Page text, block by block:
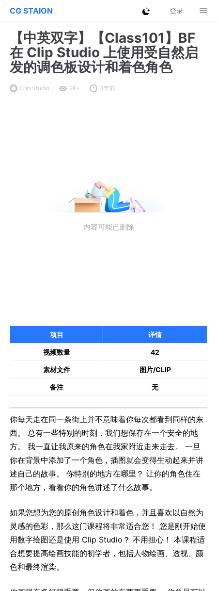
CG STAION 登录
【中英双字】【Class101】BF
在 Clip Studio 上使用受自然启
发的调色板设计和着色角色
Clip Studio 2K+ 3年前
项目 详情
视频数量 42
素材文件 图片/CLIP
备注 无
你每天走在同一条街上并不意味着你每次都看到同样的东
西。 总有一些特别的时刻，我们想保存在一个安全的地
方。 我一直让我原来的角色在我家附近走来走去。 一旦
你在背景中添加了一个角色，插图就会变得生动起来并讲
述自己的故事。 你特别的地方在哪里？ 让你的角色住在
那个地方，看看你的角色讲述了什么故事。
如果您想为您的原创角色设计和着色，并且喜欢以自然为
灵感的色彩，那么这门课程将非常适合您！ 您是刚开始使
用数字绘图还是使用 Clip Studio？ 不用担心！ 本课程适
合想要提高绘画技能的初学者，包括人物绘画、透视、颜
色和最终渲染。